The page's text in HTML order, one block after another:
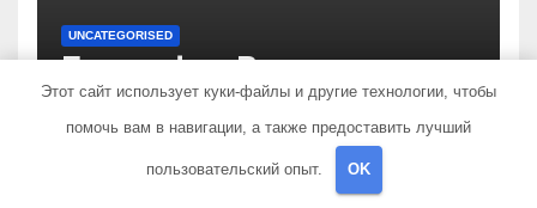
UNCATEGORISED
Биография Владимира
Путина — от детства до
президентстваTRAVELBOX27_
Этот сайт использует куки-файлы и другие технологии, чтобы
помочь вам в навигации, а также предоставить лучший
пользовательский опыт. OK